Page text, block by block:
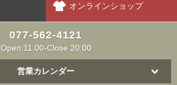
オンラインショップ
077-562-4121
Open:11:00-Close 20:00
営業カレンダー